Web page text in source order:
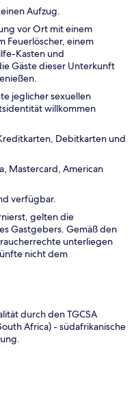
Aufzug.
vor Ort mit einem
Feuerlöscher, einem
Kasten und
Gäste dieser Unterkunft
jeglicher sexuellen
willkommen
Debitkarten und
Mastercard, American
verfügbar.
gelten die
Gastgebers. Gemäß den
unterliegen
nicht dem
durch den TGCSA
Africa) - südafrikanische